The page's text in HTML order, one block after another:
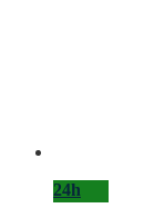
24h